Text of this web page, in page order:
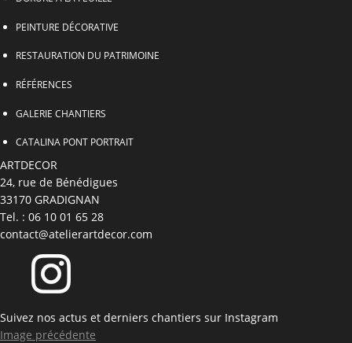
PEINTURE DÉCORATIVE
RESTAURATION DU PATRIMOINE
RÉFÉRENCES
GALERIE CHANTIERS
CATALINA PONT PORTRAIT
ARTDECOR
24, rue de Bénédigues
33170 GRADIGNAN
Tel. : 06 10 01 65 28
contact@atelierartdecor.com
Suivez nos actus et derniers chantiers sur Instagram
Image précédente